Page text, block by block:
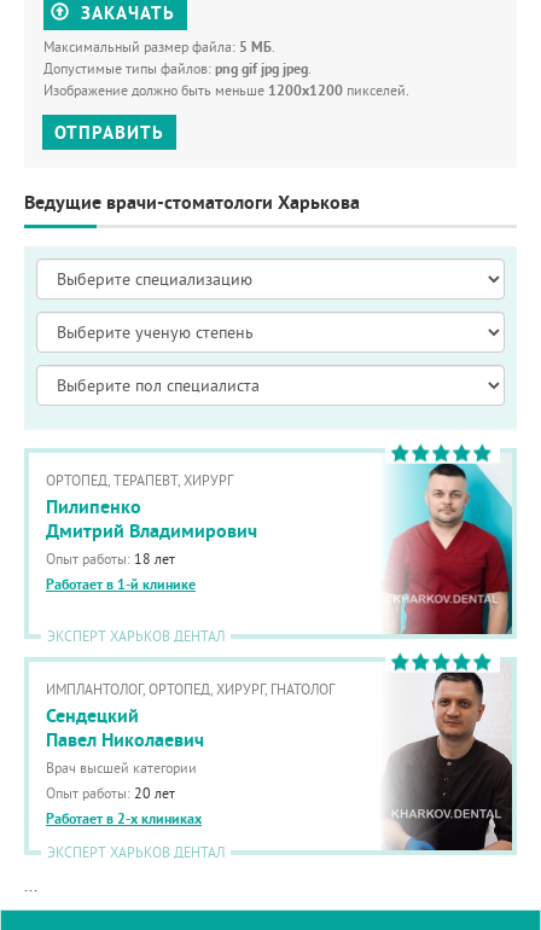
ЗАКАЧАТЬ
Максимальный размер файла: 5 МБ.
Допустимые типы файлов: png gif jpg jpeg.
Изображение должно быть меньше 1200x1200 пикселей.
ОТПРАВИТЬ
Ведущие врачи-стоматологи Харькова
ОРТОПЕД, ТЕРАПЕВТ, ХИРУРГ
Пилипенко
Дмитрий Владимирович
Опыт работы: 18 лет
Работает в 1-й клинике
ЭКСПЕРТ ХАРЬКОВ ДЕНТАЛ
ИМПЛАНТОЛОГ, ОРТОПЕД, ХИРУРГ, ГНАТОЛОГ
Сендецкий
Павел Николаевич
Врач высшей категории
Опыт работы: 20 лет
Работает в 2-х клиниках
ЭКСПЕРТ ХАРЬКОВ ДЕНТАЛ
...